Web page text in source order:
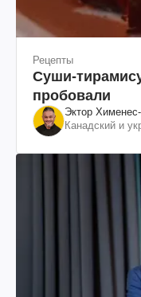
Рецепты
Суши-
пробовали
Эктор
Канадский и